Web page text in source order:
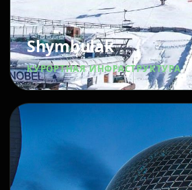
Shymbulak
КУРОРТНАЯ ИНФРАСТРУКТУРА